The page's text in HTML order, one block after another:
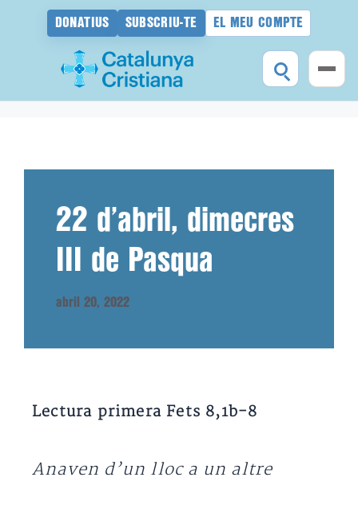
DONATIUS SUBSCRIU-TE EL MEU COMPTE
22 d’abril, dimecres
III de Pasqua
abril 20, 2022
Lectura primera Fets 8,1b-8
Anaven d’un lloc a un altre